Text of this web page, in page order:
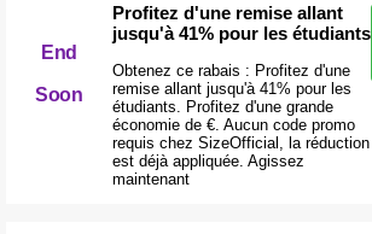
End
Soon
Profitez d'une remise allant
jusqu'à 41% pour les étudiants
Obtenez ce rabais : Profitez d'une
remise allant jusqu'à 41% pour les
étudiants. Profitez d'une grande
économie de €. Aucun code promo
requis chez SizeOfficial, la réduction
est déjà appliquée. Agissez
maintenant